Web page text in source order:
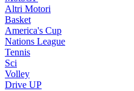
Altri Motori
Basket
America's Cup
Nations League
Tennis
Sci
Volley
Drive UP